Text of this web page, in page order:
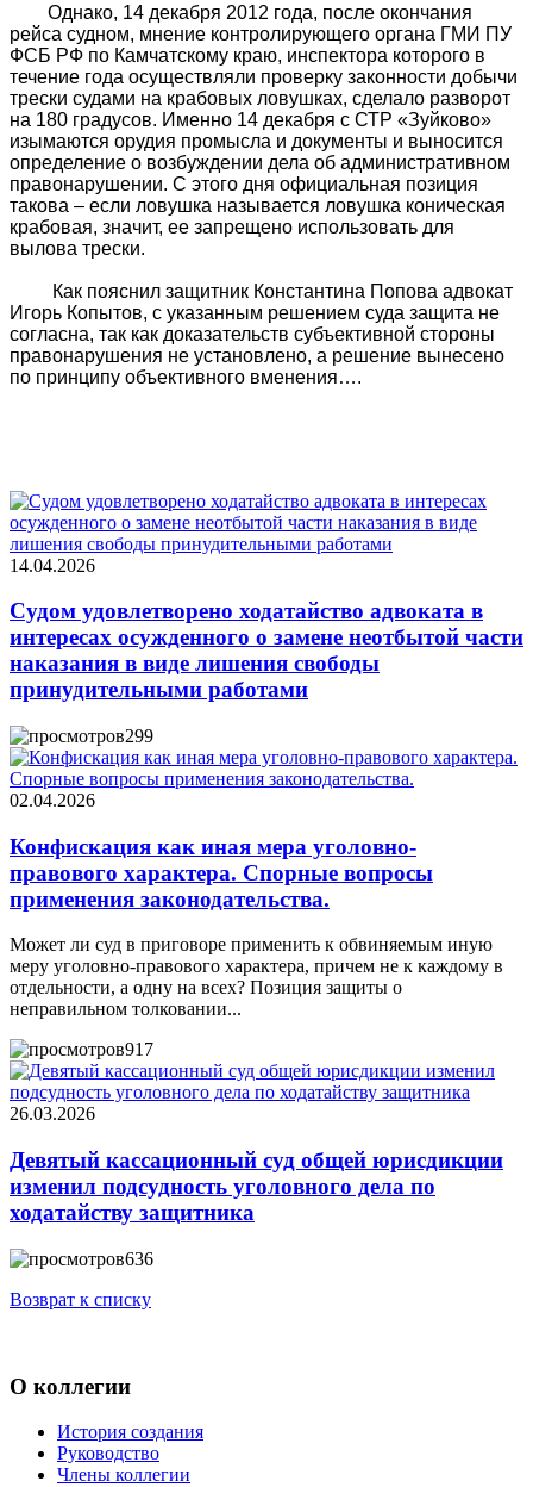
Однако, 14 декабря 2012 года, после окончания
рейса судном, мнение контролирующего органа ГМИ ПУ
ФСБ РФ по Камчатскому краю, инспектора которого в
течение года осуществляли проверку законности добычи
трески судами на крабовых ловушках, сделало разворот
на 180 градусов. Именно 14 декабря с СТР «Зуйково»
изымаются орудия промысла и документы и выносится
определение о возбуждении дела об административном
правонарушении. С этого дня официальная позиция
такова – если ловушка называется ловушка коническая
крабовая, значит, ее запрещено использовать для
вылова трески.
Как пояснил защитник Константина Попова адвокат
Игорь Копытов, с указанным решением суда защита не
согласна, так как доказательств субъективной стороны
правонарушения не установлено, а решение вынесено
по принципу объективного вменения….
14.04.2026
Судом удовлетворено ходатайство адвоката в
интересах осужденного о замене неотбытой части
наказания в виде лишения свободы
принудительными работами
299
02.04.2026
Конфискация как иная мера уголовно-
правового характера. Спорные вопросы
применения законодательства.
Может ли суд в приговоре применить к обвиняемым иную
меру уголовно-правового характера, причем не к каждому в
отдельности, а одну на всех? Позиция защиты о
неправильном толковании...
917
26.03.2026
Девятый кассационный суд общей юрисдикции
изменил подсудность уголовного дела по
ходатайству защитника
636
Возврат к списку
О коллегии
История создания
Руководство
Члены коллегии